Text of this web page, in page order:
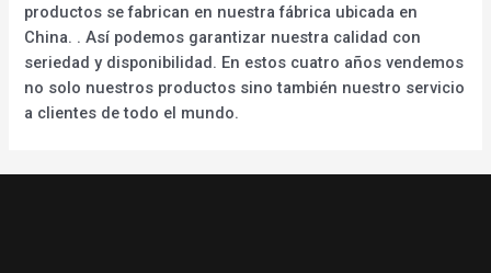
productos se fabrican en nuestra fábrica ubicada en
China. . Así podemos garantizar nuestra calidad con
seriedad y disponibilidad. En estos cuatro años vendemos
no solo nuestros productos sino también nuestro servicio
a clientes de todo el mundo.